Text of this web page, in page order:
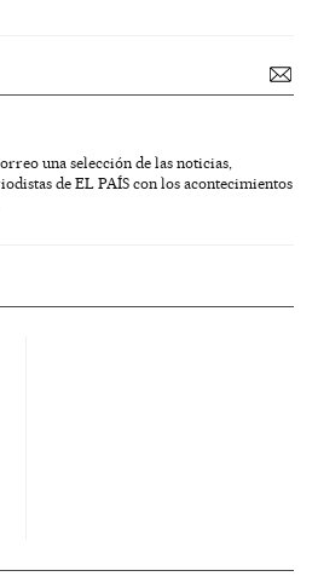
una selección de las noticias,
de EL PAÍS con los acontecimientos